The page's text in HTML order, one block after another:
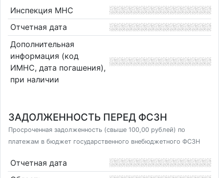
Инспекция МНС
Отчетная дата
Дополнительная
информация (код
ИМНС, дата погашения),
при наличии
ЗАДОЛЖЕННОСТЬ ПЕРЕД ФСЗН
Просроченная задолженность (свыше 100,00 рублей) по
платежам в бюджет государственного внебюджетного ФСЗН
Отчетная дата